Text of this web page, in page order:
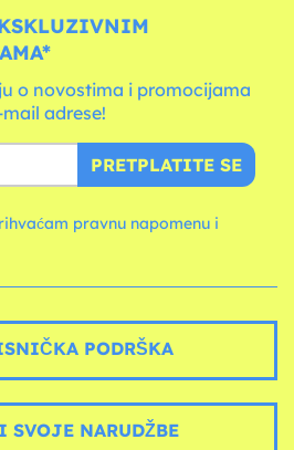
o novostima i promocijama
adrese!
PRETPLATITE SE
pravnu napomenu i
PODRŠKA
SVOJE NARUDŽBE